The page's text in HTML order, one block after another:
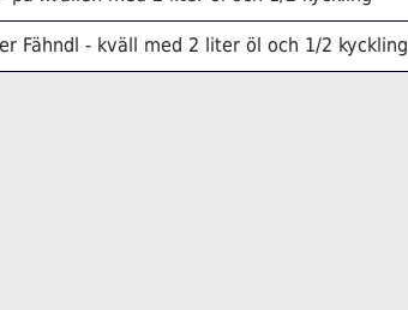
Fähndl - kväll med 2 liter öl och 1/2 kyckling